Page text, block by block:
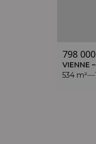
798
534 m²